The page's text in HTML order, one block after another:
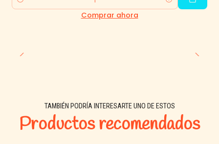
🍽 Recomendación de uso:
supervisar mientras come.
Cantidad
Comprar ahora
TAMBIÉN PODRÍA INTERESARTE UNO DE ESTOS
Productos recomendados